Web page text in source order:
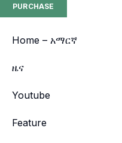
PURCHASE
Home – አማርኛ
ዜና
Youtube
Feature